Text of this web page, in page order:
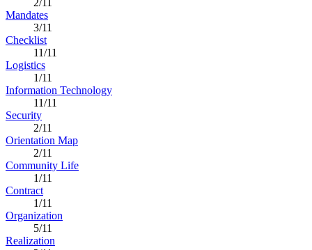
2/11
Mandates
3/11
Checklist
11/11
Logistics
1/11
Information Technology
11/11
Security
2/11
Orientation Map
2/11
Community Life
1/11
Contract
1/11
Organization
5/11
Realization